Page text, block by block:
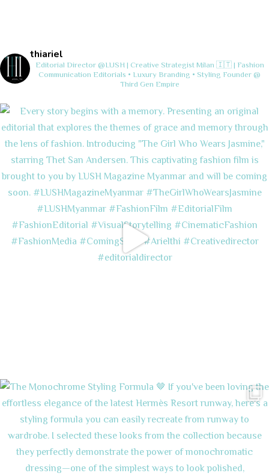
thiariel
Editorial Director @LUSH | Creative StrategistMilan 🇮🇹 | Fashion
Communication Editorials • Luxury Branding • Styling Founder @
Third Gen Empire